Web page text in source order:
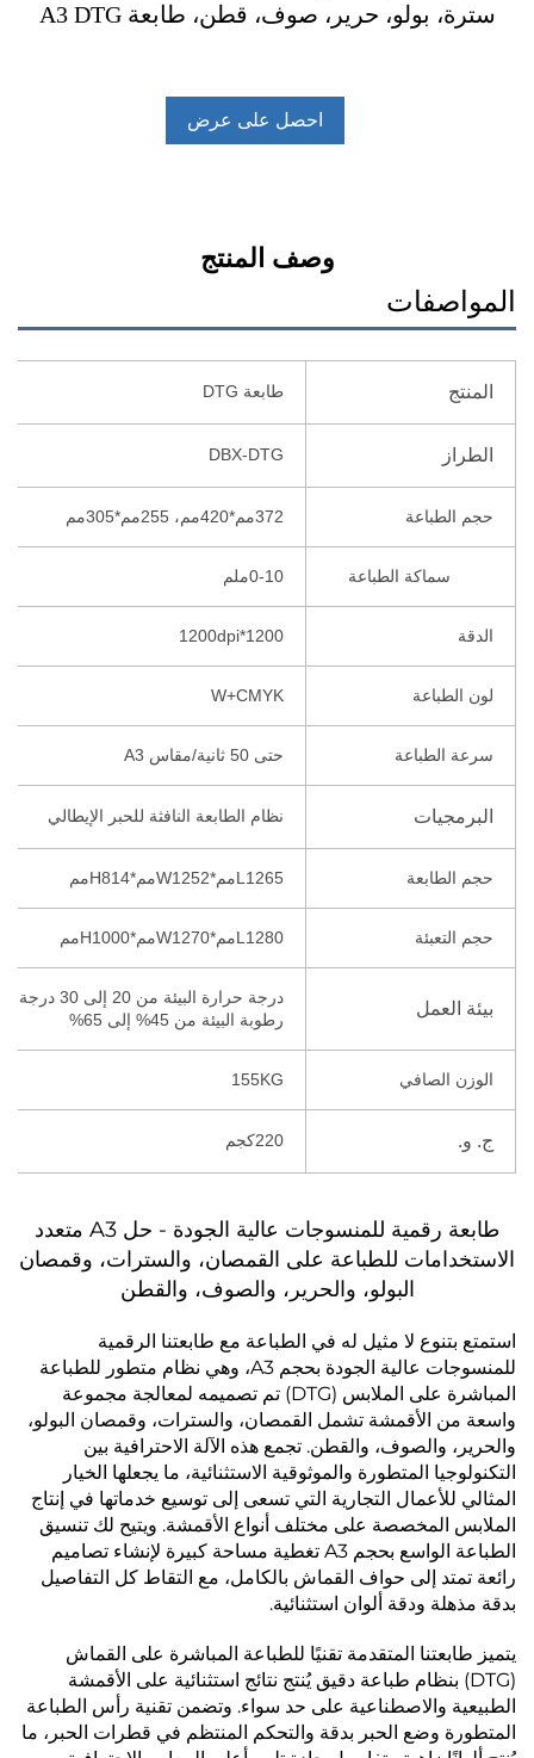
سترة، بولو، حرير، صوف، قطن، طابعة A3 DTG
احصل على عرض
وصف المنتج
المواصفات
المنتج طابعة DTG
الطراز DBX-DTG
حجم الطباعة 372مم*420مم، 255مم*305مم
سماكة الطباعة 0-10ملم
الدقة 1200*1200dpi
لون الطباعة W+CMYK
سرعة الطباعة حتى 50 ثانية/مقاس A3
البرمجيات نظام الطابعة النافثة للحبر الإيطالي
حجم الطابعة L1265مم*W1252مم*H814مم
حجم التعبئة L1280مم*W1270مم*H1000مم
بيئة العمل
درجة حرارة البيئة من 20 إلى 30 درجة مئوية
رطوبة البيئة من 45% إلى 65%
الوزن الصافي 155KG
ج. و. 220كجم
طابعة رقمية للمنسوجات عالية الجودة - حل A3 متعدد
الاستخدامات للطباعة على القمصان، والسترات، وقمصان
البولو، والحرير، والصوف، والقطن
استمتع بتنوع لا مثيل له في الطباعة مع طابعتنا الرقمية
للمنسوجات عالية الجودة بحجم A3، وهي نظام متطور للطباعة
المباشرة على الملابس (DTG) تم تصميمه لمعالجة مجموعة
واسعة من الأقمشة تشمل القمصان، والسترات، وقمصان البولو،
والحرير، والصوف، والقطن. تجمع هذه الآلة الاحترافية بين
التكنولوجيا المتطورة والموثوقية الاستثنائية، ما يجعلها الخيار
المثالي للأعمال التجارية التي تسعى إلى توسيع خدماتها في إنتاج
الملابس المخصصة على مختلف أنواع الأقمشة. ويتيح لك تنسيق
الطباعة الواسع بحجم A3 تغطية مساحة كبيرة لإنشاء تصاميم
رائعة تمتد إلى حواف القماش بالكامل، مع التقاط كل التفاصيل
بدقة مذهلة ودقة ألوان استثنائية.
يتميز طابعتنا المتقدمة تقنيًا للطباعة المباشرة على القماش
(DTG) بنظام طباعة دقيق يُنتج نتائج استثنائية على الأقمشة
الطبيعية والاصطناعية على حد سواء. وتضمن تقنية رأس الطباعة
المتطورة وضع الحبر بدقة والتحكم المنتظم في قطرات الحبر، ما